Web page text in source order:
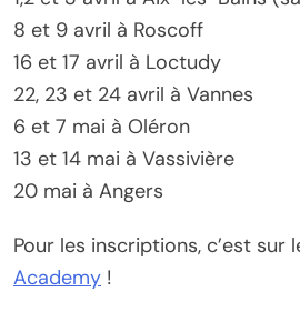
8 et 9 avril à Roscoff
16 et 17 avril à Loctudy
22, 23 et 24 avril à Vannes
6 et 7 mai à Oléron
13 et 14 mai à Vassivière
20 mai à Angers
Pour les inscriptions, c’est sur
Academy !